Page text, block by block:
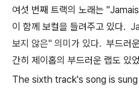
여섯 번째 트랙의 노래는
이 함께 보컬을 들려주고 있다.
보지 않은" 의미가 있다. 부드러
간히 제이홉의 부드러운 랩도 있
The sixth track's song is